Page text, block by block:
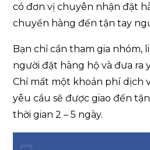
có đơn vị chuyên nhận đặt
chuyển hàng đến tận tay
Bạn chỉ cần tham gia nhóm,
người đặt hàng hộ và đưa ra
Chỉ mất một khoản phí dịch
yêu cầu sẽ được giao đến
thời gian 2 – 5 ngày.